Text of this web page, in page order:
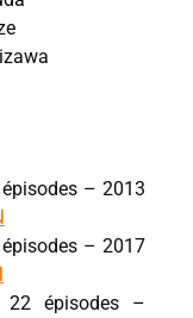
– 2013
– 2017
épisodes –